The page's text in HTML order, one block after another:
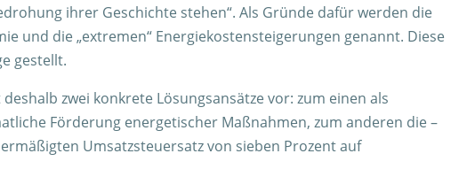
ihrer Geschichte stehen“. Als Gründe dafür werden die
und die „extremen“ Energiekostensteigerungen genannt. Diese
gestellt.
zwei konkrete Lösungsansätze vor: zum einen als
Förderung energetischer Maßnahmen, zum anderen die –
Umsatzsteuersatz von sieben Prozent auf